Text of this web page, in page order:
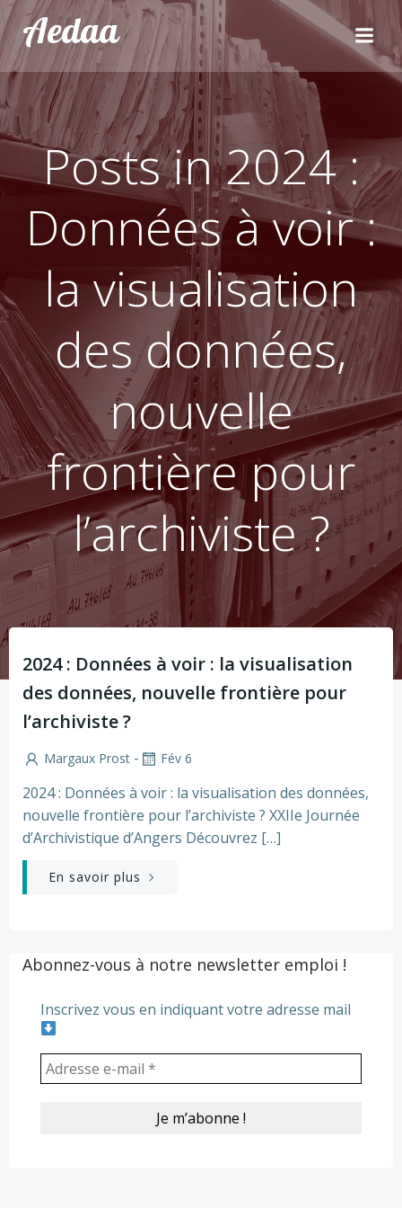
Aller
au
contenu
Aedaa
Posts in 2024 :
Données à voir :
la visualisation
des données,
nouvelle
frontière pour
l’archiviste ?
2024 : Données à voir : la visualisation
des données, nouvelle frontière pour
l’archiviste ?
Margaux Prost - Fév 6
2024 : Données à voir : la visualisation des données,
nouvelle frontière pour l’archiviste ? XXIIe Journée
d’Archivistique d’Angers Découvrez […]
En savoir plus
Abonnez-vous à notre newsletter emploi !
Inscrivez vous en indiquant votre adresse mail